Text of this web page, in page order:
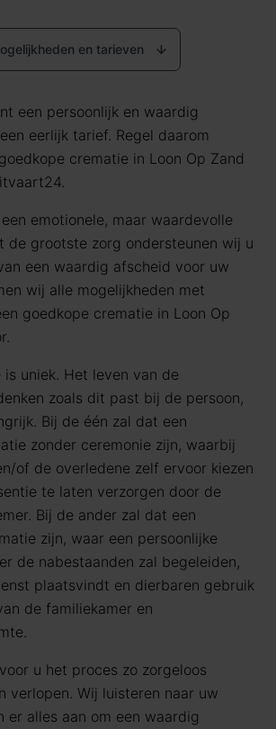
en tarieven
een persoonlijk en waardig
eerlijk tarief. Regel daarom
crematie in Loon Op Zand
emotionele, maar waardevolle
de grootste zorg ondersteunen wij u
een waardig afscheid voor uw
wij alle mogelijkheden met
goedkope crematie in Loon Op
uniek. Het leven van de
zoals dit past bij de persoon,
Bij de één zal dat een
zonder ceremonie zijn, waarbij
of de overledene zelf ervoor kiezen
te laten verzorgen door de
Bij de ander zal dat een
zijn, waar een persoonlijke
de nabestaanden zal begeleiden,
plaatsvindt en dierbaren gebruik
de familiekamer en
u het proces zo zorgeloos
verlopen. Wij luisteren naar uw
er alles aan om een waardig